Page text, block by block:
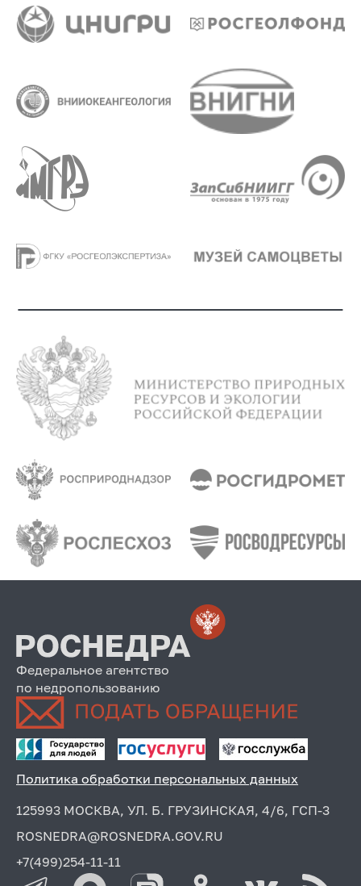
Федеральное агентство
по недропользованию
Политика обработки персональных данных
125993 МОСКВА, УЛ. Б. ГРУЗИНСКАЯ, 4/6, ГСП-3
ROSNEDRA@ROSNEDRA.GOV.RU
+7(499)254-11-11